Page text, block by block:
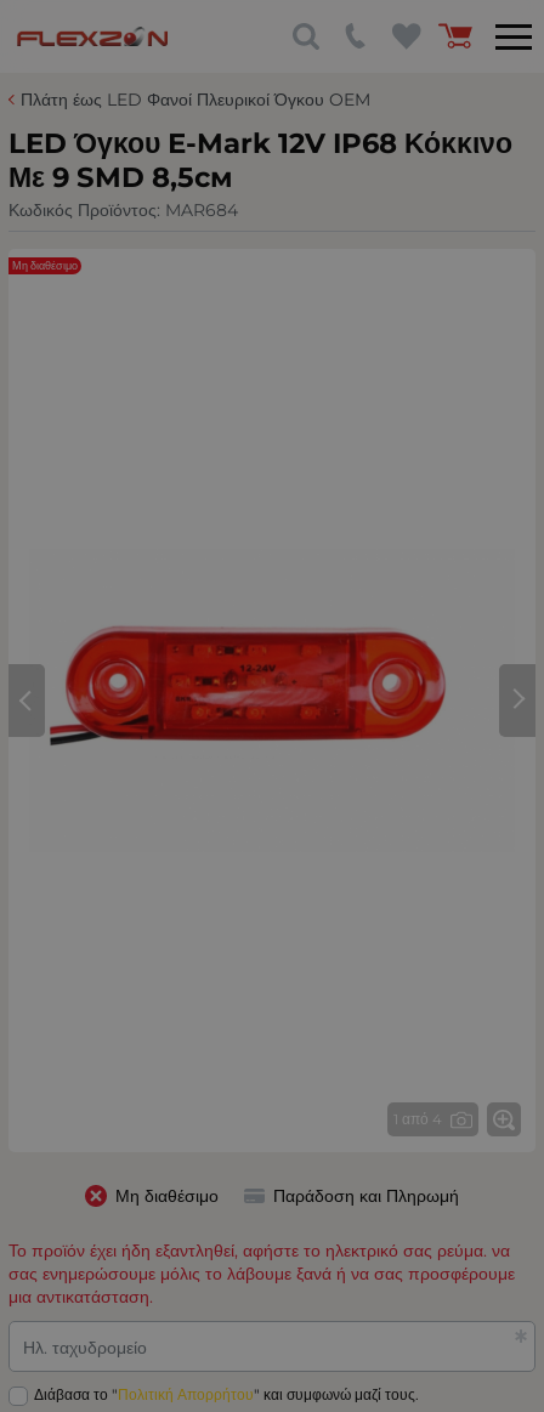
Πλάτη έως LED Φανοί Πλευρικοί Όγκου OEM
LED Όγκου Е-Mark 12V IP68 Κόκκινο
Με 9 SMD 8,5см
Κωδικός Προϊόντος: MAR684
1 από 4
Μη διαθέσιμο
Μη διαθέσιμο Παράδοση και Πληρωμή
Το προϊόν έχει ήδη εξαντληθεί, αφήστε το ηλεκτρικό σας ρεύμα. να
σας ενημερώσουμε μόλις το λάβουμε ξανά ή να σας προσφέρουμε
μια αντικατάσταση.
Ηλ. ταχυδρομείο
Διάβασα το "Πολιτική Απορρήτου" και συμφωνώ μαζί τους.